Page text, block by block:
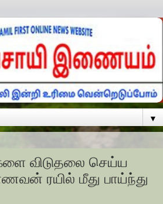
▼
விடுதலை செய்ய
ரயில் மீது பாய்ந்து